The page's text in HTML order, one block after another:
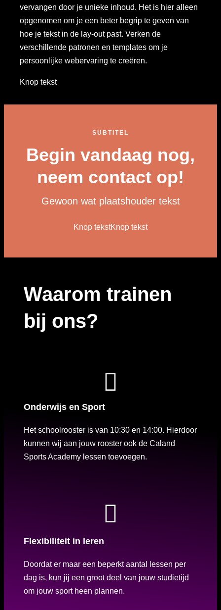
vervangen door je unieke inhoud. Het is hier alleen
opgenomen om je een beter begrip te geven van
hoe je tekst in de lay-out past. Verken de
verschillende patronen en templates om je
persoonlijke webervaring te creëren.
Knop tekst
SUBTITEL
Begin vandaag nog,
neem contact op!
Gewoon wat plaatshouder tekst
Knop tekstKnop tekst
Waarom trainen
bij ons?
Onderwijs en Sport
Het schoolrooster is van 10:30 en 14:00. Hierdoor
kunnen wij aan jouw rooster ook de Caland
Sports Academy lessen toevoegen.
Flexibiliteit in leren
Doordat er maar een beperkt aantal lessen per
dag is, kun jij een groot deel van jouw studietijd
om jouw sport heen plannen.